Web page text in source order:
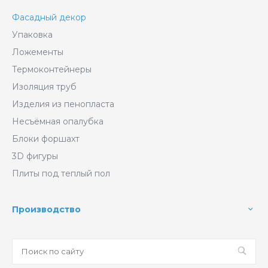
Фасадный декор
Упаковка
Ложементы
Термоконтейнеры
Изоляция труб
Изделия из пенопласта
Несъёмная опалубка
Блоки форшахт
3D фигуры
Плиты под теплый пол
Производство